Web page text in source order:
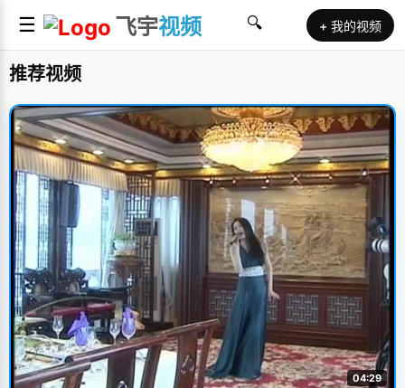
☰ 飞宇视频 🔍 + 我的视频
推荐视频
04:29